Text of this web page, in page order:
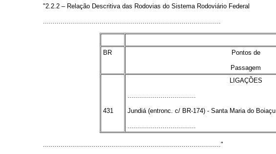
"2.2.2 – Relação Descritiva das Rodovias do Sistema Rodoviário Federal
BR
Pontos de
Passagem
431
LIGAÇÕES
Jundiá (entronc. c/ BR-174) - Santa Maria do Boiaçu
..........................................................................................."